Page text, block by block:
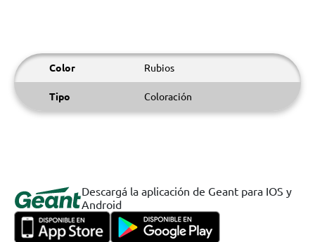
Color Rubios
Tipo Coloración
Descargá la aplicación de Geant para IOS y
Android